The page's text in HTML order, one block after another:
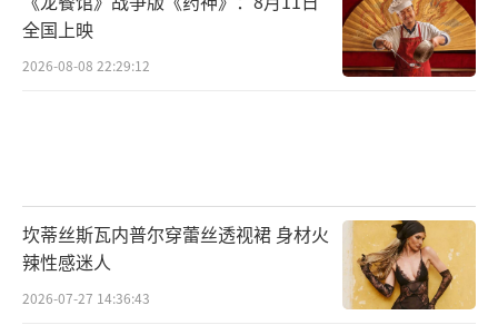
全国上映
2026-08-08 22:29:12
坎蒂丝斯瓦内普尔穿蕾丝透视裙 身材火
辣性感迷人
2026-07-27 14:36:43